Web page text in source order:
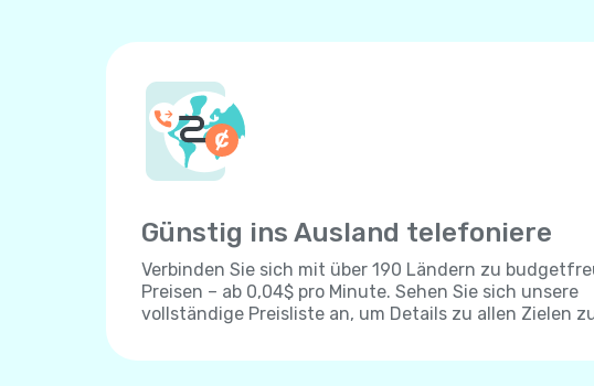
Günstig ins Ausland telefoniere
Verbinden Sie sich mit über 190 Ländern zu
Preisen – ab 0,04$ pro Minute. Sehen Sie sich unsere
vollständige Preisliste an, um Details zu allen Zielen